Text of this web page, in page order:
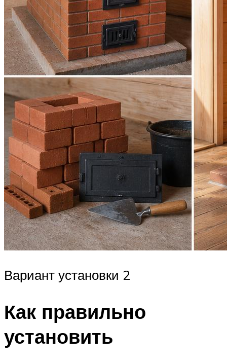
Вариант установки 2
Как правильно
установить